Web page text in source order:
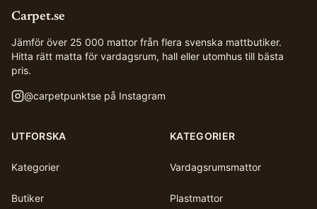
Carpet.se
Jämför över 25 000 mattor från flera svenska mattbutiker.
Hitta rätt matta för vardagsrum, hall eller utomhus till bästa
pris.
@carpetpunktse på Instagram
UTFORSKA
Kategorier
Butiker
KATEGORIER
Vardagsrumsmattor
Plastmattor